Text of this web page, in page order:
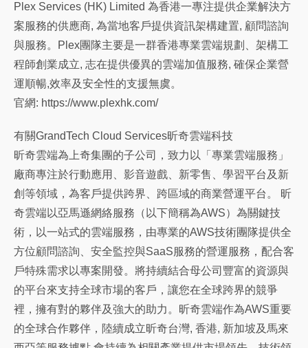
Plex Services (HK) Limited 為香港一專注提供企業解決方
案服務的供應商, 為當地客戶提供資訊架構建置, 顧問諮詢
與服務。Plex團隊主要是一群香港專業雲端規劃、架構工
程師創業成立, 志在提供優異的雲端加值服務, 確保企業營
運順暢,效率及安全性的支援無虞。
官網: https://www.plexhk.com/
有關GrandTech Cloud Services昕奇雲端科技
昕奇雲端為上奇集團的子公司，致力以「專業雲端服務」
廠商專注於行動應用、影音遊戲、新零售、學習平台及新
創等領域，為客戶提供跨界、跨區域的商業營運平台。 昕
奇雲端以亞馬遜網絡服務（以下簡稱為AWS）為關鍵技
術，以一站式的雲端服務，由專業的AWS技術團隊提供全
方位顧問諮詢、安全監控與SaaS服務的營運服務，配合客
戶特殊需求以專案開發。將持續結合母公司豐富的資源與
的平台來支持全球市場的客戶，讓您在全球跨界的競爭
裡，擁有對的夥伴及強大的助力。昕奇雲端作為AWS重要
的全球合作夥伴，陸續成立昕奇台灣, 香港, 新加坡及馬來